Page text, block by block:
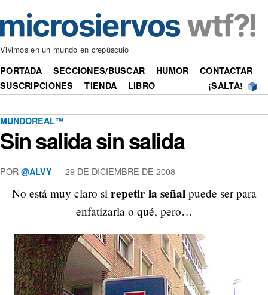
Vivimos en un mundo en crepúsculo
PORTADA SECCIONES/BUSCAR HUMOR
CONTACTAR
SUSCRIPCIONES
TIENDA LIBRO ¡SALTA!
MUNDOREAL™
Sin salida sin salida
POR @ALVY —29 DE DICIEMBRE DE 2008
No está muy claro si repetir la señalpuede ser para
enfatizarla o qué, pero…